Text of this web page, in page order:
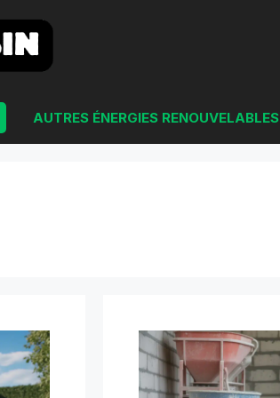
AUTRES ÉNERGIES RENOUVELABLES